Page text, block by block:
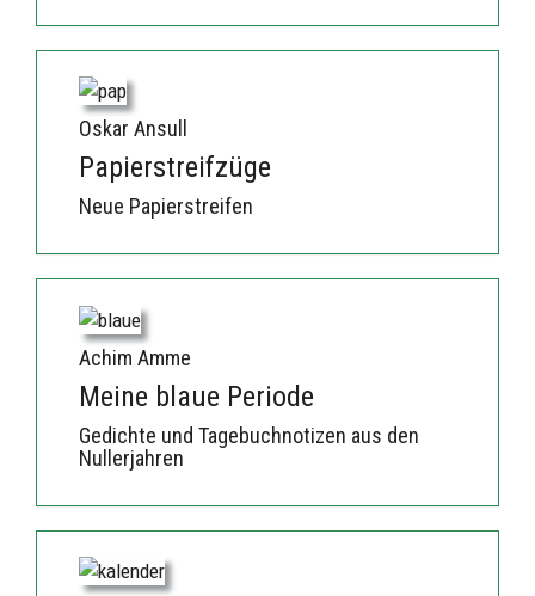
Oskar Ansull
Papierstreifzüge
Neue Papierstreifen
Achim Amme
Meine blaue Periode
Gedichte und Tagebuchnotizen aus den
Nullerjahren